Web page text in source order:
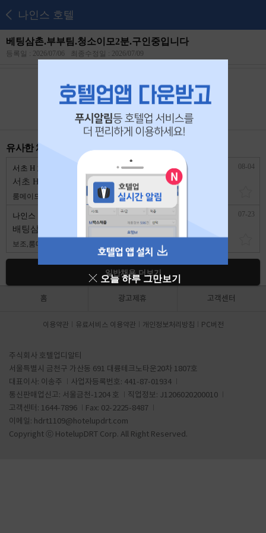
나인스 호텔
베팅삼촌.부부팀.청소이모2분.구인중입니다
등록일 : 2026/07/06 최종수정일 : 2026/07/09
본 공고는2026년 07월 25일 에 마감되었습니다.
유사한 채용 리스트
서초 H 호텔
서초 H호텔, 부부팀 구합니다.
룸메이드 경력무관
08-04
나인스 호텔 서울 서초구
배팅삼촌.땜방삼촌 구인중입니다
보조,룸메이드
07-23
일반채용 더보기
오늘 하루 그만보기
홈 광고제휴 고객센터
이용약관 유료서비스 이용약관 개인정보처리방침 PC버전
주식회사 호텔업디알티
서울특별시 금천구 가산동 691 대륭테크노타운20차 1807호
대표이사: 이송주
사업자등록번호: 441-87-01934
통신판매업신고: 서울금천-1204 호
직업정보: J1206020200010
고객센터: 1644-7896
Fax: 02-2225-8487
이메일: hdrt1109@hotelupdrt.com
Copyright ⓒ HotelupDRT Corp. All Right Reserved.